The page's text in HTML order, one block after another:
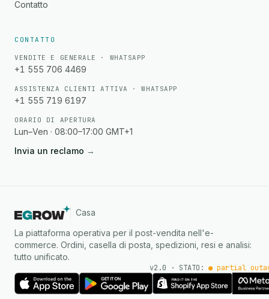
Contatto
CONTATTO
VENDITE E GENERALE · WHATSAPP
+1 555 706 4469
ASSISTENZA CLIENTI ATTIVA · WHATSAPP
+1 555 719 6197
ORARIO DI APERTURA
Lun–Ven · 08:00–17:00 GMT+1
Invia un reclamo →
Casa
La piattaforma operativa per il post-vendita nell'e-
commerce. Ordini, casella di posta, spedizioni, resi e analisi:
tutto unificato.
v2.0 · STATO: ● partial